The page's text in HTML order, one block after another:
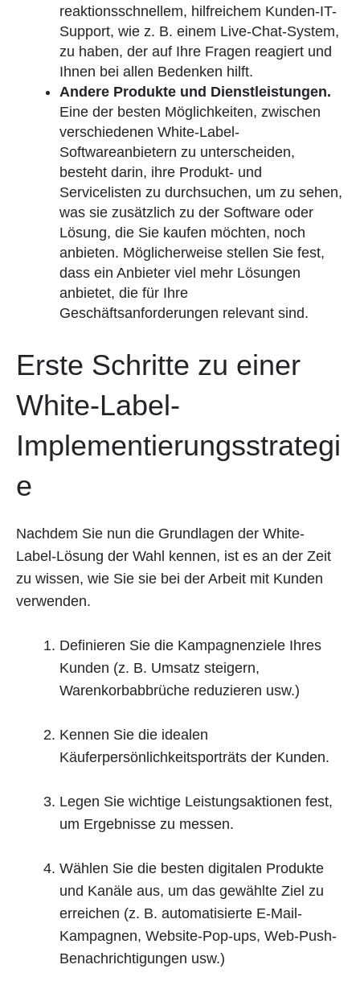
reaktionsschnellem, hilfreichem Kunden-IT-
Support, wie z. B. einem Live-Chat-System,
zu haben, der auf Ihre Fragen reagiert und
Ihnen bei allen Bedenken hilft.
Andere Produkte und Dienstleistungen.
Eine der besten Möglichkeiten, zwischen
verschiedenen White-Label-
Softwareanbietern zu unterscheiden,
besteht darin, ihre Produkt- und
Servicelisten zu durchsuchen, um zu sehen,
was sie zusätzlich zu der Software oder
Lösung, die Sie kaufen möchten, noch
anbieten. Möglicherweise stellen Sie fest,
dass ein Anbieter viel mehr Lösungen
anbietet, die für Ihre
Geschäftsanforderungen relevant sind.
Erste Schritte zu einer
White-Label-
Implementierungsstrategi
e
Nachdem Sie nun die Grundlagen der White-
Label-Lösung der Wahl kennen, ist es an der Zeit
zu wissen, wie Sie sie bei der Arbeit mit Kunden
verwenden.
Definieren Sie die Kampagnenziele Ihres
Kunden (z. B. Umsatz steigern,
Warenkorbabbrüche reduzieren usw.)
Kennen Sie die idealen
Käuferpersönlichkeitsporträts der Kunden.
Legen Sie wichtige Leistungsaktionen fest,
um Ergebnisse zu messen.
Wählen Sie die besten digitalen Produkte
und Kanäle aus, um das gewählte Ziel zu
erreichen (z. B. automatisierte E-Mail-
Kampagnen, Website-Pop-ups, Web-Push-
Benachrichtigungen usw.)